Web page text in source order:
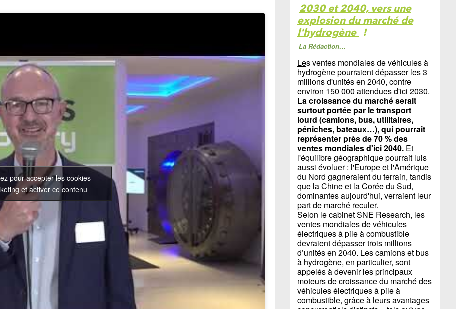
pour accepter les cookies
et activer ce contenu
2030 et 2040, vers une
explosion du marché de
l'hydrogène !
La Rédaction…
Les ventes mondiales de véhicules à
hydrogène pourraient dépasser les 3
millions d'unités en 2040, contre
environ 150 000 attendues d'ici 2030.
La croissance du marché serait
surtout portée par le transport
lourd (camions, bus, utilitaires,
péniches, bateaux…), qui pourrait
représenter près de 70 % des
ventes mondiales d'ici 2040. Et
l'équilibre géographique pourrait luis
aussi évoluer : l'Europe et l'Amérique
du Nord gagneraient du terrain, tandis
que la Chine et la Corée du Sud,
dominantes aujourd'hui, verraient leur
part de marché reculer.
Selon le cabinet SNE Research, les
ventes mondiales de véhicules
électriques à pile à combustible
devraient dépasser trois millions
d’unités en 2040. Les camions et bus
à hydrogène, en particulier, sont
appelés à devenir les principaux
moteurs de croissance du marché des
véhicules électriques à pile à
combustible, grâce à leurs avantages